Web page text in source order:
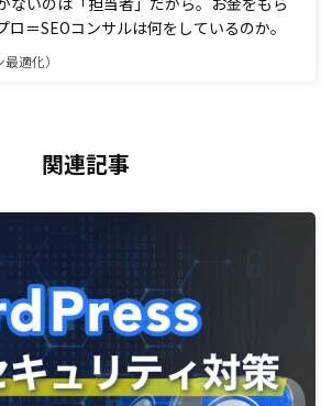
ロ＝SEOコンサルは何をしているのか。
適化）
関連記事